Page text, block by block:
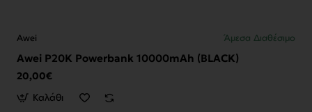
Awei Άμεσα Διαθέσιμο
Awei P20K Powerbank 10000mAh (BLACK)
20,00€
Καλάθι